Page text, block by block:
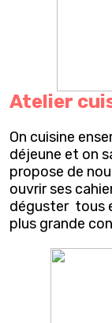
Atelier
On cuisine
déjeune et on
propose de
ouvrir ses
déguster tous
plus grande